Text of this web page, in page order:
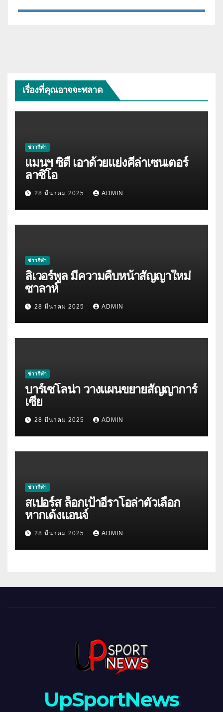
เรื่องที่คุณอาจจะพลาด
ข่าวกีฬา
แมนฯ ซิตี้ เอาด้วยแย่งคีล่าเซนเตอร์
ลาซิโอ
28 มีนาคม 2025 ADMIN
ข่าวกีฬา
ลิเวอร์พูล มีความคืบหน้าสัญญาใหม่
ซาลาห์
28 มีนาคม 2025 ADMIN
ข่าวกีฬา
บาร์เซโลน่า วางแผนขยายสัญญาการ์
เซีย
28 มีนาคม 2025 ADMIN
ข่าวกีฬา
สเปอร์ส ล็อกเป้าอีราโอล่าตัวเลือก
หากเด้งแอนจ์
28 มีนาคม 2025 ADMIN
UpSportNews